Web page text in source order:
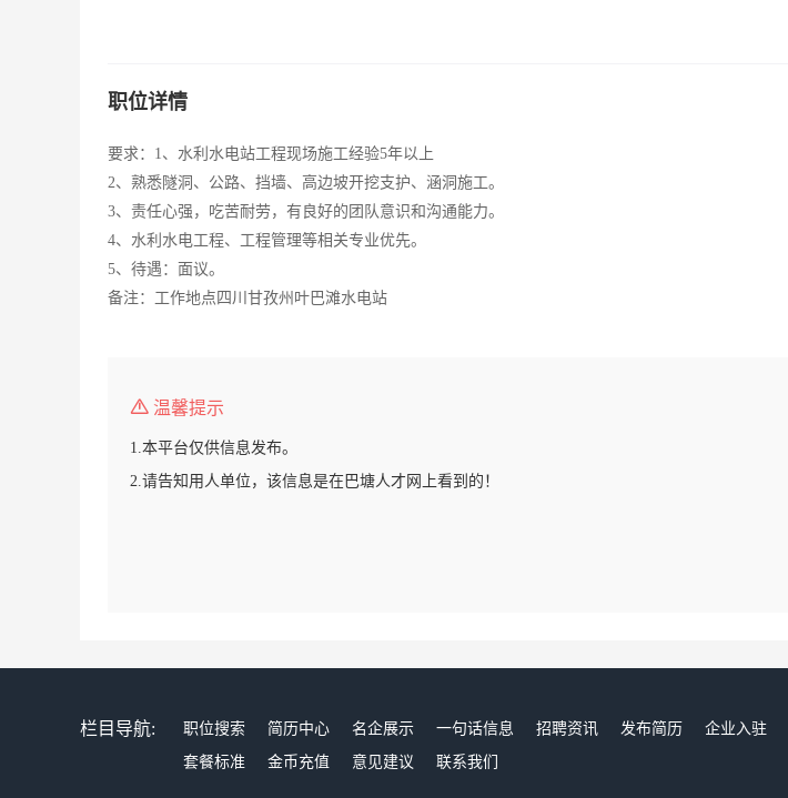
职位详情
要求：1、水利水电站工程现场施工经验5年以上
2、熟悉隧洞、公路、挡墙、高边坡开挖支护、涵洞施工。
3、责任心强，吃苦耐劳，有良好的团队意识和沟通能力。
4、水利水电工程、工程管理等相关专业优先。
5、待遇：面议。
备注：工作地点四川甘孜州叶巴滩水电站
温馨提示
1.本平台仅供信息发布。
2.请告知用人单位，该信息是在巴塘人才网上看到的！
栏目导航: 职位搜索 简历中心 名企展示 一句话信息 招聘资讯 发布简历 企业入驻
套餐标准
金币充值 意见建议 联系我们